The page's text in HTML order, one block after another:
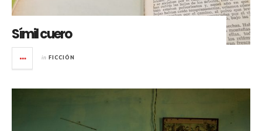
Símil cuero
in FICCIÓN